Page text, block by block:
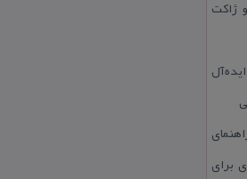
ژاكت
برای